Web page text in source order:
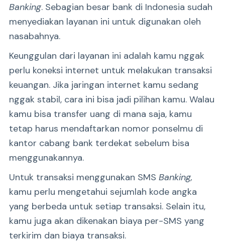
Banking. Sebagian besar bank di Indonesia sudah
menyediakan layanan ini untuk digunakan oleh
nasabahnya.
Keunggulan dari layanan ini adalah kamu nggak
perlu koneksi internet untuk melakukan transaksi
keuangan. Jika jaringan internet kamu sedang
nggak stabil, cara ini bisa jadi pilihan kamu. Walau
kamu bisa transfer uang di mana saja, kamu
tetap harus mendaftarkan nomor ponselmu di
kantor cabang bank terdekat sebelum bisa
menggunakannya.
Untuk transaksi menggunakan SMS Banking,
kamu perlu mengetahui sejumlah kode angka
yang berbeda untuk setiap transaksi. Selain itu,
kamu juga akan dikenakan biaya per-SMS yang
terkirim dan biaya transaksi.